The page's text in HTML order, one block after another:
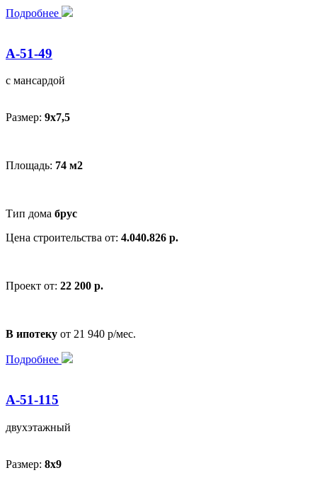
Подробнее
А-51-49
с мансардой
Размер: 9х7,5
Площадь: 74 м2
Тип дома брус
Цена строительства от: 4.040.826 р.
Проект от: 22 200 р.
В ипотеку от 21 940 р/мес.
Подробнее
А-51-115
двухэтажный
Размер: 8x9